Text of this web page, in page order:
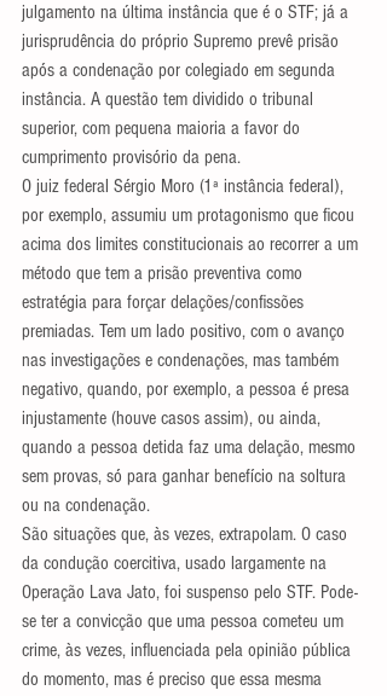
julgamento na última instância que é o STF; já a
jurisprudência do próprio Supremo prevê prisão
após a condenação por colegiado em segunda
instância. A questão tem dividido o tribunal
superior, com pequena maioria a favor do
cumprimento provisório da pena.
O juiz federal Sérgio Moro (1ª instância federal),
por exemplo, assumiu um protagonismo que ficou
acima dos limites constitucionais ao recorrer a um
método que tem a prisão preventiva como
estratégia para forçar delações/confissões
premiadas. Tem um lado positivo, com o avanço
nas investigações e condenações, mas também
negativo, quando, por exemplo, a pessoa é presa
injustamente (houve casos assim), ou ainda,
quando a pessoa detida faz uma delação, mesmo
sem provas, só para ganhar benefício na soltura
ou na condenação.
São situações que, às vezes, extrapolam. O caso
da condução coercitiva, usado largamente na
Operação Lava Jato, foi suspenso pelo STF. Pode-
se ter a convicção que uma pessoa cometeu um
crime, às vezes, influenciada pela opinião pública
do momento, mas é preciso que essa mesma